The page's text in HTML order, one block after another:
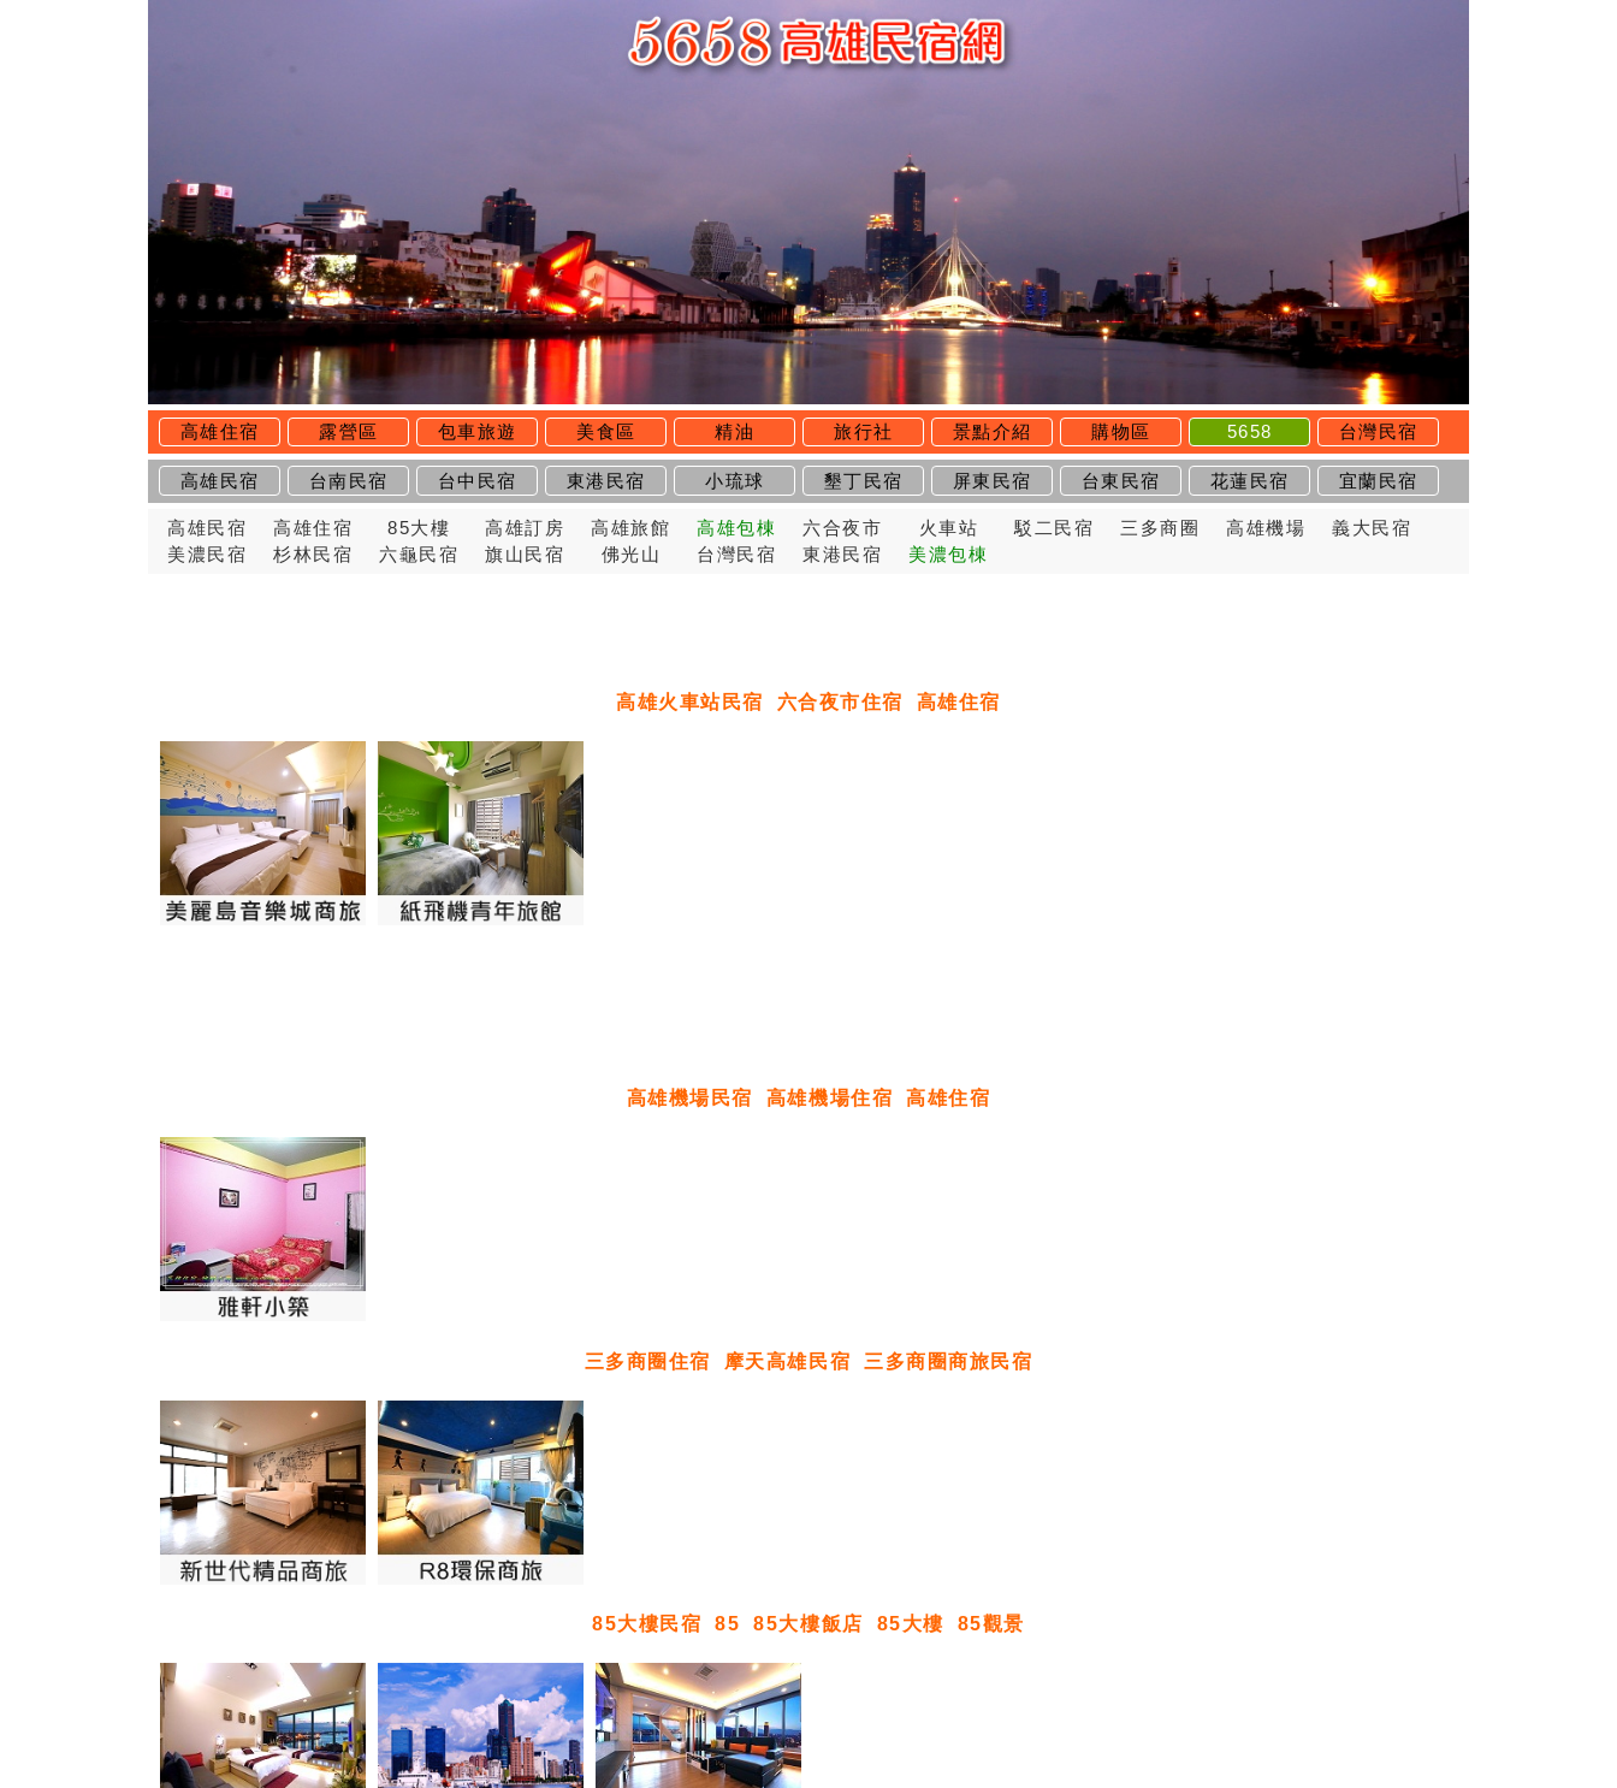
高雄住宿 露營區 包車旅遊 美食區 精油 旅行社 景點介紹 購物區 5658 台灣民宿
高雄民宿 台南民宿 台中民宿 東港民宿 小琉球 墾丁民宿 屏東民宿 台東民宿 花蓮民宿 宜蘭民宿
高雄民宿 高雄住宿 85大樓 高雄訂房 高雄旅館 高雄包棟 六合夜市 火車站 駁二民宿 三多商圈 高雄機場
義大民宿
美濃民宿
杉林民宿 六龜民宿 旗山民宿 佛光山 台灣民宿 東港民宿 美濃包棟
高雄火車站民宿 六合夜市住宿 高雄住宿
高雄機場民宿 高雄機場住宿 高雄住宿
三多商圈住宿 摩天高雄民宿 三多商圈商旅民宿
85大樓民宿 85 85大樓飯店 85大樓 85觀景